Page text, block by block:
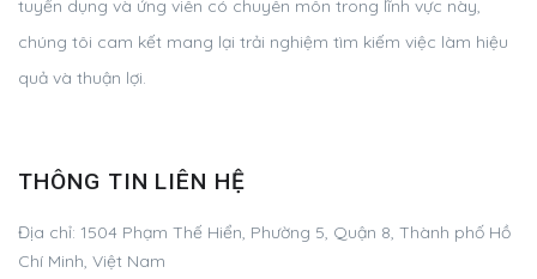
tuyển dụng và ứng viên có chuyên môn trong lĩnh vực này,
chúng tôi cam kết mang lại trải nghiệm tìm kiếm việc làm hiệu
quả và thuận lợi.
THÔNG TIN LIÊN HỆ
Địa chỉ: 1504 Phạm Thế Hiển, Phường 5, Quận 8, Thành phố Hồ
Chí Minh, Việt Nam